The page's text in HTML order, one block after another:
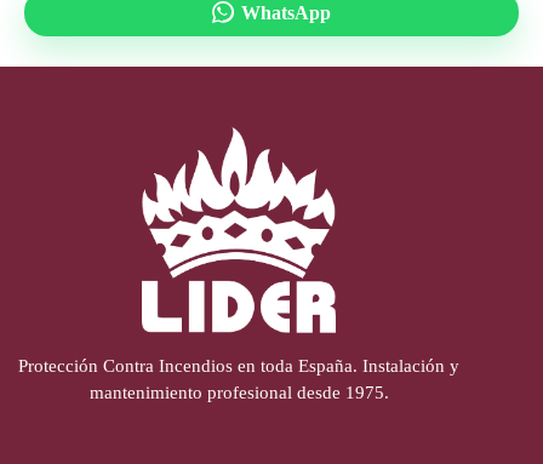
WhatsApp
Protección Contra Incendios en toda España. Instalación y
mantenimiento profesional desde 1975.